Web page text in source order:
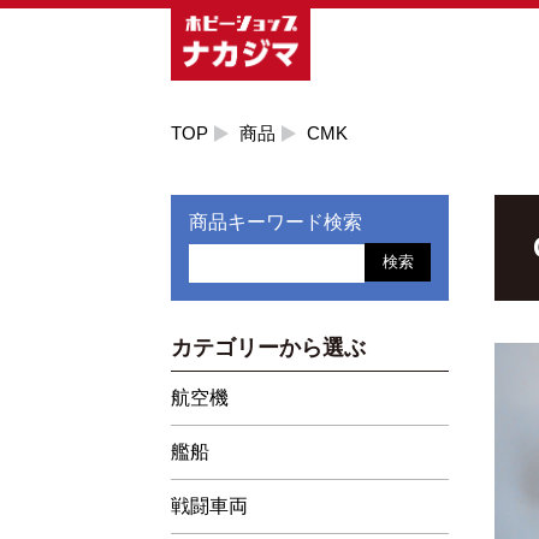
TOP 商品 CMK
商品キーワード検索
検索
カテゴリーから選ぶ
航空機
艦船
戦闘車両